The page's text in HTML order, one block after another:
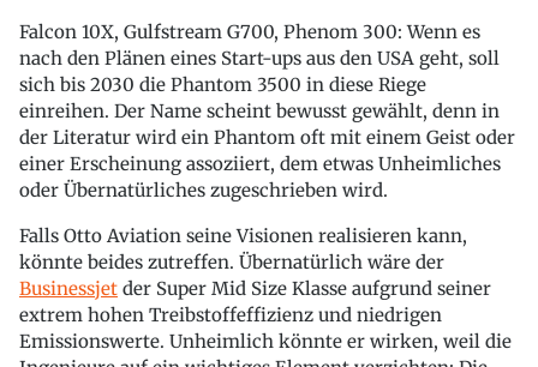
Falcon 10X, Gulfstream G700, Phenom 300: Wenn es
nach den Plänen eines Start-ups aus den USA geht, soll
sich bis 2030 die Phantom 3500 in diese Riege
einreihen. Der Name scheint bewusst gewählt, denn in
der Literatur wird ein Phantom oft mit einem Geist oder
einer Erscheinung assoziiert, dem etwas Unheimliches
oder Übernatürliches zugeschrieben wird.
Falls Otto Aviation seine Visionen realisieren kann,
könnte beides zutreffen. Übernatürlich wäre der
Businessjet der Super Mid Size Klasse aufgrund seiner
extrem hohen Treibstoffeffizienz und niedrigen
Emissionswerte. Unheimlich könnte er wirken, weil die